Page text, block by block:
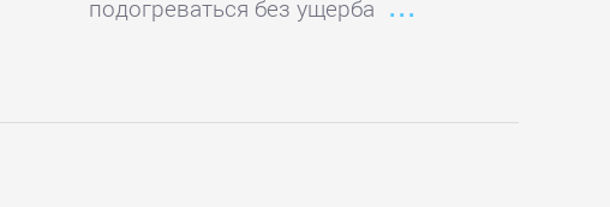
подогреваться без ущерба